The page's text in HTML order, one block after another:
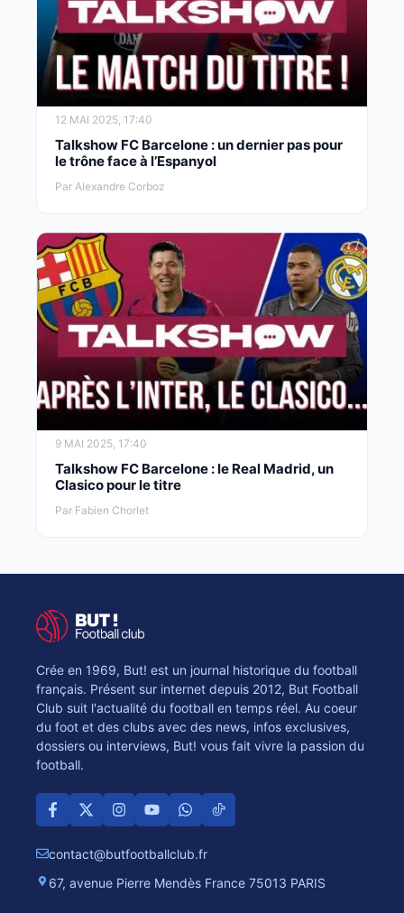
12 MAI 2025, 17:40
Talkshow FC Barcelone : un dernier pas pour
le trône face à l’Espanyol
Par Alexandre Corboz
9 MAI 2025, 17:40
Talkshow FC Barcelone : le Real Madrid, un
Clasico pour le titre
Par Fabien Chorlet
Crée en 1969, But! est un journal historique du football
français. Présent sur internet depuis 2012, But Football
Club suit l'actualité du football en temps réel. Au coeur
du foot et des clubs avec des news, infos exclusives,
dossiers ou interviews, But! vous fait vivre la passion du
football.
contact@butfootballclub.fr
67, avenue Pierre Mendès France 75013 PARIS